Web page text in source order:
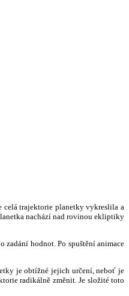
celá trajektorie planetky vykreslila a
nachází nad rovinou ekliptiky
zadání hodnot. Po spuštění animace
je obtížné jejich určení, neboť je
radikálně změnit. Je složité toto